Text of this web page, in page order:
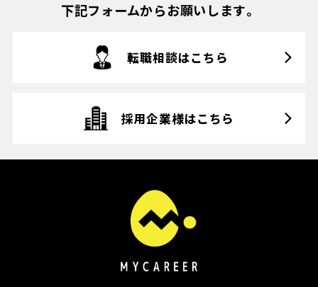
下記フォームからお願いします。
転職相談はこちら
採用企業様はこちら